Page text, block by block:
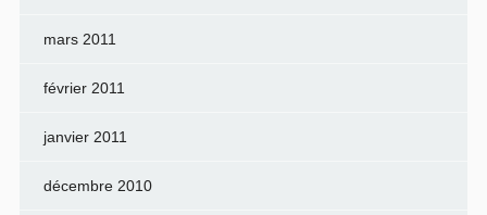
mars 2011
février 2011
janvier 2011
décembre 2010